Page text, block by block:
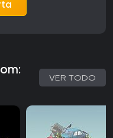
VER TODO